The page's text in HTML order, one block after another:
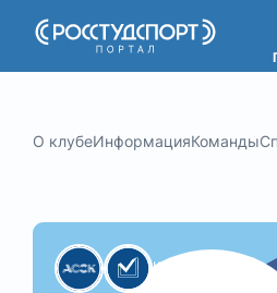
Портал
О клубеИнформацияКоманды